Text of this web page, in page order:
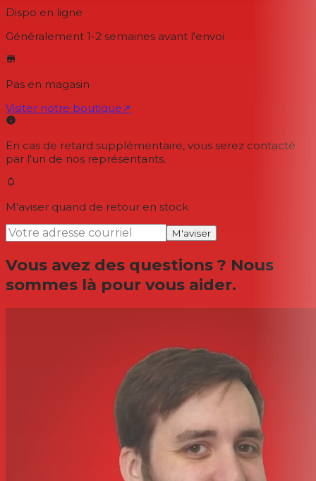
Dispo en ligne
Généralement 1-2 semaines avant l'envoi
Pas en magasin
Visiter notre boutique↗
En cas de retard supplémentaire, vous serez contacté
par l'un de nos représentants.
M'aviser quand de retour en stock
M'aviser
Vous avez des questions ? Nous
sommes là pour vous aider.